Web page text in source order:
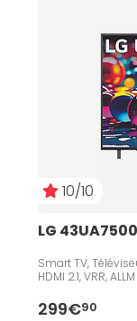
10/10
LG
Smart TV,
HDMI 2.1, VRR, ALLM
299€90